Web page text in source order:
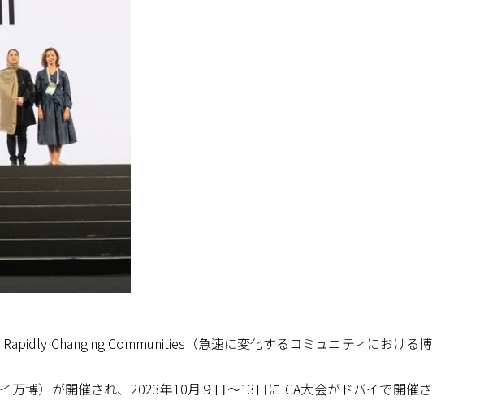
Changing Communities（急速に変化するコミュニティにおける博
博）が開催され、2023年10月９日～13日にICA大会がドバイで開催さ